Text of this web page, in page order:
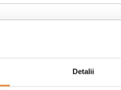
Detalii